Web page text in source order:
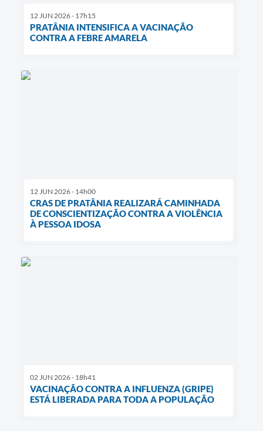
12 JUN 2026 - 17h15
PRATÂNIA INTENSIFICA A VACINAÇÃO
CONTRA A FEBRE AMARELA
12 JUN 2026 - 14h00
CRAS DE PRATÂNIA REALIZARÁ CAMINHADA
DE CONSCIENTIZAÇÃO CONTRA A VIOLÊNCIA
À PESSOA IDOSA
02 JUN 2026 - 18h41
VACINAÇÃO CONTRA A INFLUENZA (GRIPE)
ESTÁ LIBERADA PARA TODA A POPULAÇÃO